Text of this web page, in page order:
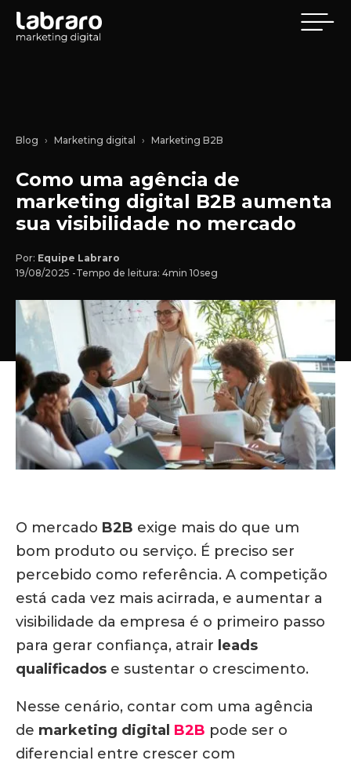
Blog Marketing digital Marketing B2B
Como uma agência de
marketing digital B2B aumenta
sua visibilidade no mercado
Por: Equipe Labraro
19/08/2025 -Tempo de leitura: 4min 10seg
O mercado B2B exige mais do que um
bom produto ou serviço. É preciso ser
percebido como referência. A competição
está cada vez mais acirrada, e aumentar a
visibilidade da empresa é o primeiro passo
para gerar confiança, atrair leads
qualificados e sustentar o crescimento.
Nesse cenário, contar com uma agência
de marketing digital B2B pode ser o
diferencial entre crescer com